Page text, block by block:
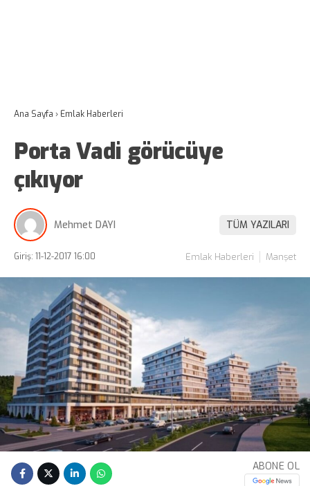
Ana Sayfa › Emlak Haberleri
Porta Vadi görücüye
çıkıyor
Mehmet DAYI TÜM YAZILARI
Giriş: 11-12-2017 16:00 Emlak Haberleri Manşet
ABONE OL